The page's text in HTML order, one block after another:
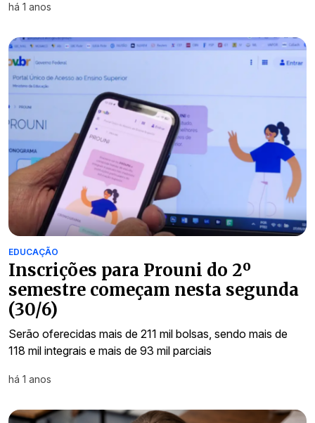
há 1 anos
EDUCAÇÃO
Inscrições para Prouni do 2º
semestre começam nesta segunda
(30/6)
Serão oferecidas mais de 211 mil bolsas, sendo mais de
118 mil integrais e mais de 93 mil parciais
há 1 anos